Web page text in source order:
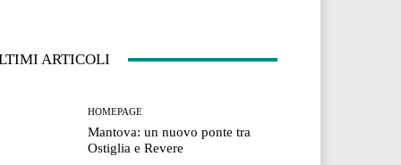
ARTICOLI
HOMEPAGE
Mantova: un nuovo ponte tra
Ostiglia e Revere